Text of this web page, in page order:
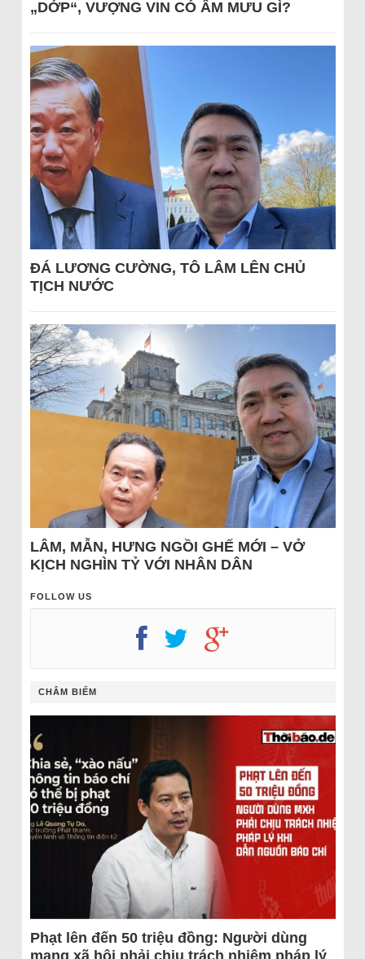
„DỚP“, VƯỢNG VIN CÓ ÂM MƯU GÌ?
ĐÁ LƯƠNG CƯỜNG, TÔ LÂM LÊN CHỦ
TỊCH NƯỚC
LÂM, MẪN, HƯNG NGỒI GHẾ MỚI – VỞ
KỊCH NGHÌN TỶ VỚI NHÂN DÂN
FOLLOW US
CHÂM BIẾM
Phạt lên đến 50 triệu đồng: Người dùng